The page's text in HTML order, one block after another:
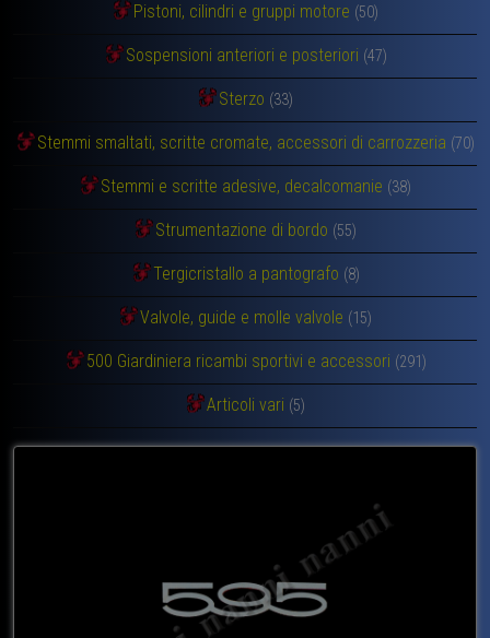
Pistoni, cilindri e gruppi motore (50)
Sospensioni anteriori e posteriori (47)
Sterzo (33)
Stemmi smaltati, scritte cromate, accessori di carrozzeria (70)
Stemmi e scritte adesive, decalcomanie (38)
Strumentazione di bordo (55)
Tergicristallo a pantografo (8)
Valvole, guide e molle valvole (15)
500 Giardiniera ricambi sportivi e accessori (291)
Articoli vari (5)